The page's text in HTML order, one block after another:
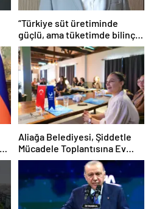
“Türkiye süt üretiminde
güçlü, ama tüketimde bilinç
şart”
Aliağa Belediyesi, Şiddetle
Mücadele Toplantısına Ev
Sahipliği Yaptı